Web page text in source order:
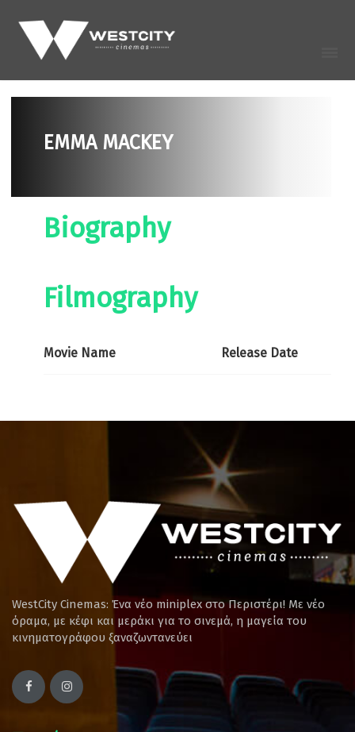
EMMA MACKEY
Biography
Filmography
Movie Name Release Date
WestCity Cinemas: Ένα νέο miniplex στο Περιστέρι! Mε νέο
όραμα, με κέφι και μεράκι για το σινεμά, η μαγεία του
κινηματογράφου ξαναζωντανεύει